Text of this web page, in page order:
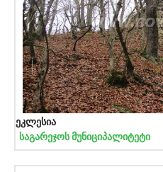
ეკლესია
საგარეჯოს მუნიციპალიტეტი